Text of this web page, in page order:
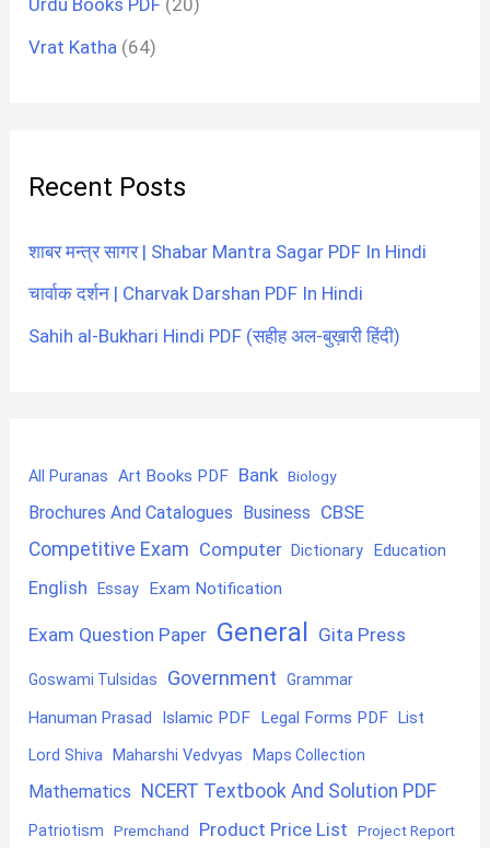
Urdu Books PDF (20)
Vrat Katha (64)
Recent Posts
शाबर मन्त्र सागर | Shabar Mantra Sagar PDF In Hindi
चार्वाक दर्शन | Charvak Darshan PDF In Hindi
Sahih al-Bukhari Hindi PDF (सहीह अल-बुख़ारी हिंदी)
All Puranas Art Books PDF Bank Biology
Brochures And Catalogues Business CBSE
Competitive Exam Computer Dictionary Education
English Essay Exam Notification
Exam Question Paper General Gita Press
Goswami Tulsidas Government Grammar
Hanuman Prasad Islamic PDF Legal Forms PDF List
Lord Shiva Maharshi Vedvyas Maps Collection
Mathematics NCERT Textbook And Solution PDF
Patriotism Premchand Product Price List Project Report